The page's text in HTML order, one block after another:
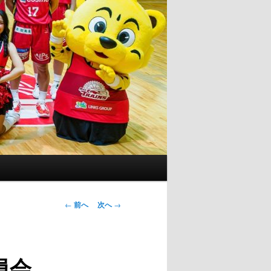
投
← 前へ 次へ→